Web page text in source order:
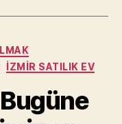
İZMIR SATILIK EV